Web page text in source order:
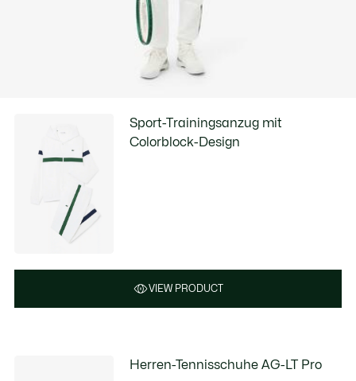
Sport-Trainingsanzug mit
Colorblock-Design
VIEW PRODUCT
Herren-Tennisschuhe AG-LT Pro